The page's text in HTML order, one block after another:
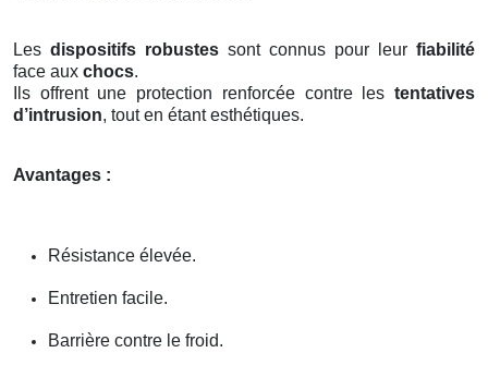
Les dispositifs robustes sont connus pour leur fiabilité
face aux chocs.
Ils offrent une protection renforcée contre les tentatives
d’intrusion, tout en étant esthétiques.
Avantages :
Résistance élevée.
Entretien facile.
Barrière contre le froid.